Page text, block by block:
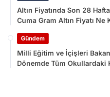
Altın Fiyatında Son 28
Cuma Gram Altın Fiyatı Ne
Gündem
Milli Eğitim ve İçişleri
Dönemde Tüm Okullardaki